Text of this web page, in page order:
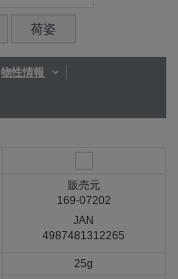
荷姿
物性情報
販売元
169-07202
JAN
4987481312265
25g